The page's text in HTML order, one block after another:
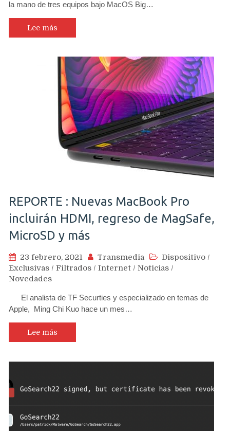
la mano de tres equipos bajo MacOS Big…
Lee más
REPORTE : Nuevas MacBook Pro
incluirán HDMI, regreso de MagSafe,
MicroSD y más
23 febrero, 2021 Transmedia Dispositivo /
Exclusivas / Filtrados / Internet / Noticias /
Novedades
El analista de TF Securties y especializado en temas de
Apple, Ming Chi Kuo hace un mes…
Lee más